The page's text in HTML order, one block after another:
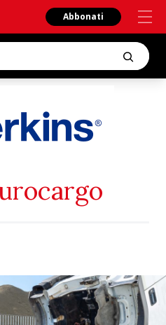
Abbonati